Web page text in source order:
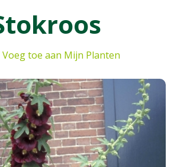
Voeg toe aan Mijn Planten